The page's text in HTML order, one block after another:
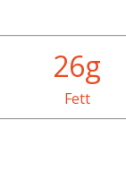
26g
Fett